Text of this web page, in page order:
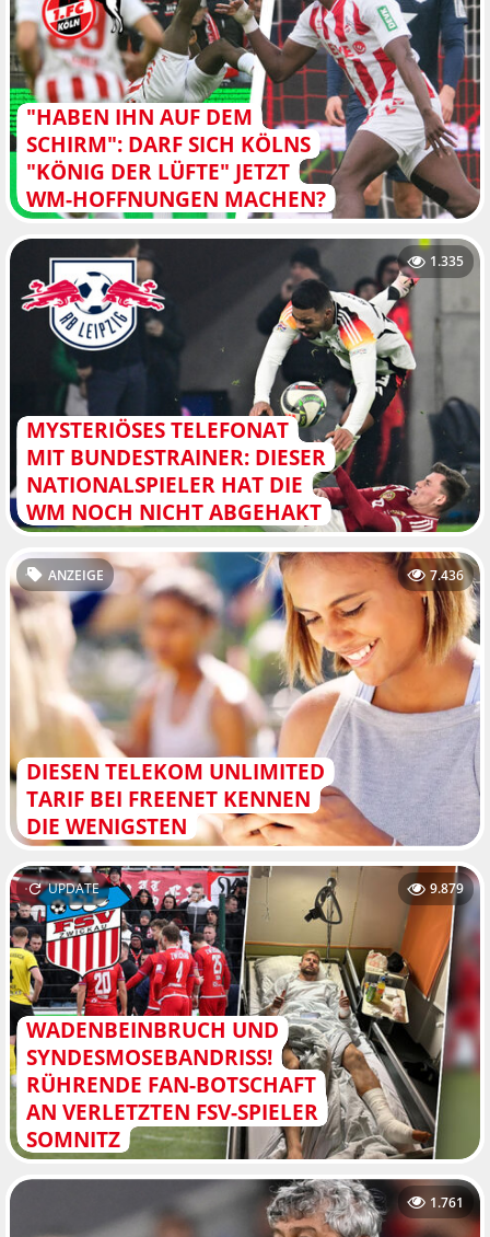
"HABEN IHN AUF DEM
SCHIRM": DARF SICH KÖLNS
"KÖNIG DER LÜFTE" JETZT
WM-HOFFNUNGEN MACHEN?
MYSTERIÖSES TELEFONAT
MIT BUNDESTRAINER: DIESER
NATIONALSPIELER HAT DIE
WM NOCH NICHT ABGEHAKT
1.335
DIESEN TELEKOM UNLIMITED
TARIF BEI FREENET KENNEN
DIE WENIGSTEN
ANZEIGE 7.436
WADENBEINBRUCH UND
SYNDESMOSEBANDRISS!
RÜHRENDE FAN-BOTSCHAFT
AN VERLETZTEN FSV-SPIELER
SOMNITZ
UPDATE 9.879
1.761